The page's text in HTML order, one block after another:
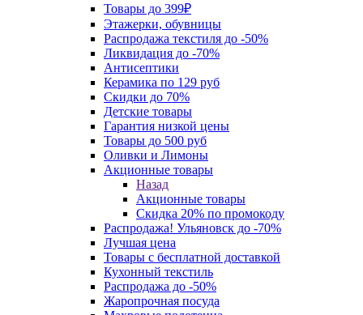
Товары до 399₽
Этажерки, обувницы
Распродажа текстиля до -50%
Ликвидация до -70%
Антисептики
Керамика по 129 руб
Скидки до 70%
Детские товары
Гарантия низкой цены
Товары до 500 руб
Оливки и Лимоны
Акционные товары
Назад
Акционные товары
Скидка 20% по промокоду
Распродажа! Ульяновск до -70%
Лучшая цена
Товары с бесплатной доставкой
Кухонный текстиль
Распродажа до -50%
Жаропрочная посуда